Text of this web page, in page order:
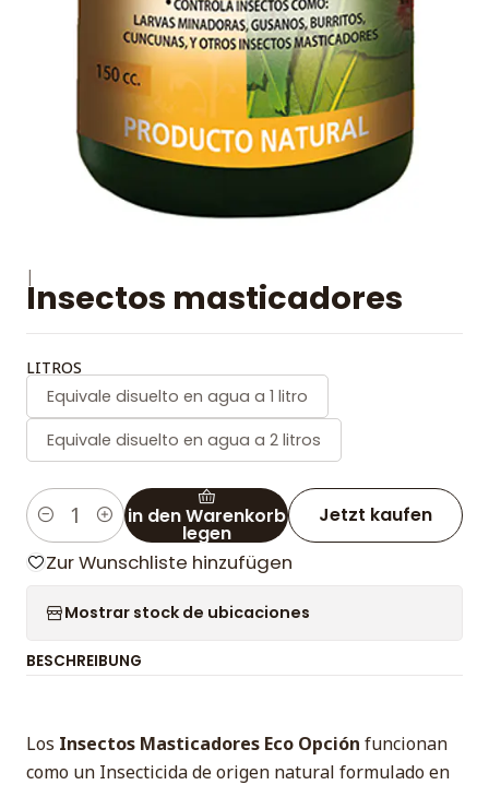
|
Insectos masticadores
LITROS
Equivale disuelto en agua a 1 litro
Equivale disuelto en agua a 2 litros
Menge in den Warenkorb
legen
Jetzt kaufen
Zur Wunschliste hinzufügen
Mostrar stock de ubicaciones
BESCHREIBUNG
Los Insectos Masticadores Eco Opción funcionan
como un Insecticida de origen natural formulado en